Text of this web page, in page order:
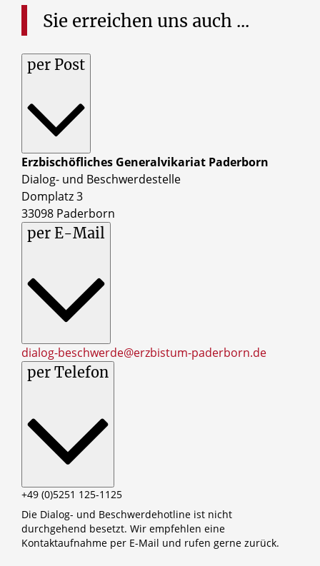
Sie erreichen uns auch ...
per Post
Erzbischöfliches Generalvikariat Paderborn
Dialog- und Beschwerdestelle
Domplatz 3
33098 Paderborn
per E-Mail
dialog-beschwerde@erzbistum-paderborn.de
per Telefon
+49 (0)5251 125-1125
Die Dialog- und Beschwerdehotline ist nicht
durchgehend besetzt. Wir empfehlen eine
Kontaktaufnahme per E-Mail und rufen gerne zurück.